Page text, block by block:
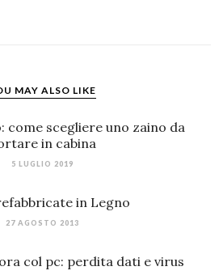
MAY ALSO LIKE
come scegliere uno zaino da
in cabina
5 LUGLIO 2019
in Legno
27 AGOSTO 2013
col pc: perdita dati e virus